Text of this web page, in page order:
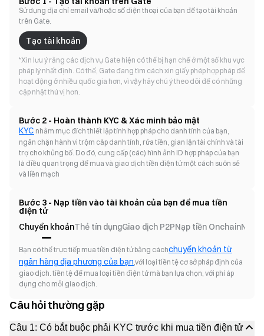
Sử dụng địa chỉ email và/hoặc số điện thoại của bạn đểtạo tài khoản
trên Gate.
Tạo tài khoản
*Xin lưu ý rằng các dịch vụ Gate hiện có thể bị hạn chế ở một số khu vực
pháp lý nhất định. Có thể, Gate đang tìm cách xin giấy phép hợp pháp để
hoạt động ở nhiều quốc gia hơn, vì vậy hãy chú ý theo dõi để có những
cập nhật thú vị hơn.
Bước 2 - Hoàn thành KYC & Xác minh bảo mật
KYC nhằm mục đích thiết lập tính hợp pháp cho danh tính của bạn,
ngăn chặn hành vi trộm cắp danh tính, rửa tiền, gian lận tài chính và tài
trợ cho khủng bố. Do đó, cung cấp (các) hình ảnh ID hợp pháp của bạn
là điều quan trọng để mua và giao dịch tiền điện tử một cách suôn sẻ
và liền mạch
Bước 3 - Nạp tiền vào tài khoản của bạn để mua tiền
điện tử
Chuyển khoảnThẻ tín dụngGiao dịch P2PNạp tiền OnchainNạp
Bạn có thể trực tiếp mua tiền điện tử bằng cáchchuyển khoản từ
ngân hàng địa phương của bạn,với loại tiền tệ cơ sở pháp định của
giao dịch. tiền tệ để mua loại tiền điện tử mà bạn lựa chọn, với phí áp
dụng cho mỗi giao dịch.
Câu hỏi thường gặp
Câu 1: Có bắt buộc phải KYC trước khi mua tiền điện tử